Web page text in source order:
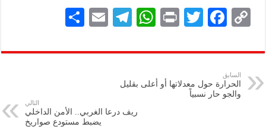
C
p
y
Li
F
eb
k
T
tt
P
nt
W
at
A
p
Te
gr
E
ai
ar
السابق
الحرارة حول معدلاتها أو أعلى بقليل
والجو حار نسبياً ‏
التالي
ريف درعا الغربي.. الأمن الداخلي
يضبط مستودع صواريخ